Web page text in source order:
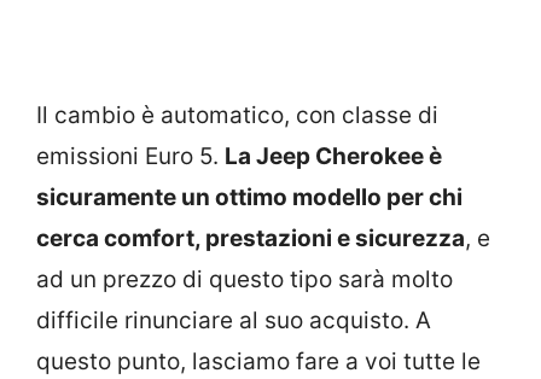
Il cambio è automatico, con classe di
emissioni Euro 5. La Jeep Cherokee è
sicuramente un ottimo modello per chi
cerca comfort, prestazioni e sicurezza, e
ad un prezzo di questo tipo sarà molto
difficile rinunciare al suo acquisto. A
questo punto, lasciamo fare a voi tutte le